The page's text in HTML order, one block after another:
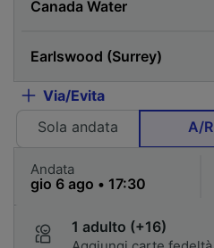
Via/Evita
Sola andata
A/R
Andata
1 adulto (+16)